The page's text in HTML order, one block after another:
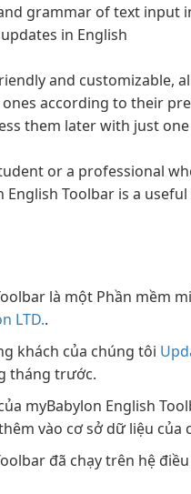
grammar of text input
in English
and customizable,
according to their
them later with just one
or a professional
English Toolbar is a
là một Phần mềm
LTD..
khách của chúng tôi
tháng trước.
myBabylon English
vào cơ sở dữ liệu của
đã chạy trên hệ